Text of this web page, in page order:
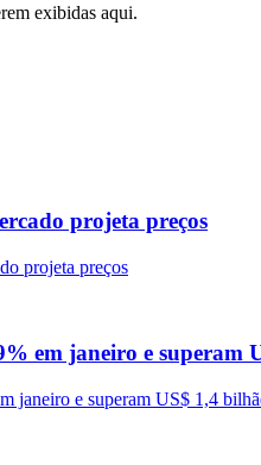
exibidas aqui.
projeta preços
em janeiro e superam